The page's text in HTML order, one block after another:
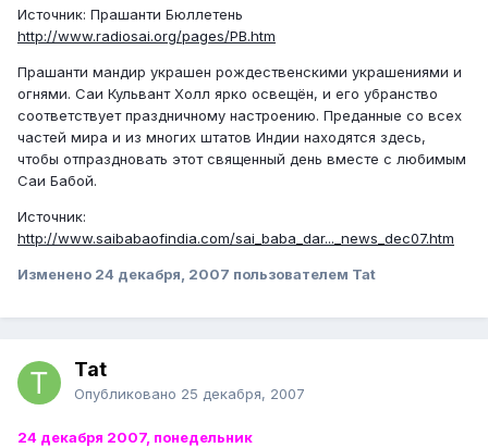
Источник: Прашанти Бюллетень
http://www.radiosai.org/pages/PB.htm
Прашанти мандир украшен рождественскими украшениями и
огнями. Саи Кульвант Холл ярко освещён, и его убранство
соответствует праздничному настроению. Преданные со всех
частей мира и из многих штатов Индии находятся здесь,
чтобы отпраздновать этот священный день вместе с любимым
Саи Бабой.
Источник:
http://www.saibabaofindia.com/sai_baba_dar..._news_dec07.htm
Изменено 24 декабря, 2007 пользователем Tat
Tat
Опубликовано 25 декабря, 2007
24 декабря 2007, понедельник